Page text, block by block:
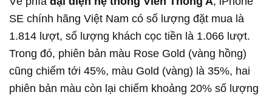
SE chính hãng Việt Nam có số lượng đặt mua là
1.814 lượt, số lượng khách cọc tiền là 1.066 lượt.
Trong đó, phiên bản màu Rose Gold (vàng hồng)
cũng chiếm tới 45%, màu Gold (vàng) là 35%, hai
phiên bản màu còn lại chiếm khoảng 20% số lượng